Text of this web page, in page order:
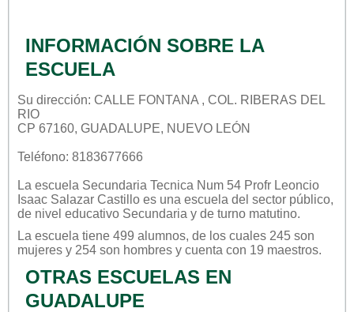
INFORMACIÓN SOBRE LA
ESCUELA
Su dirección: CALLE FONTANA , COL. RIBERAS DEL
RIO
CP 67160, GUADALUPE, NUEVO LEÓN
Teléfono: 8183677666
La escuela Secundaria Tecnica Num 54 Profr Leoncio
Isaac Salazar Castillo es una escuela del sector público,
de nivel educativo Secundaria y de turno matutino.
La escuela tiene 499 alumnos, de los cuales 245 son
mujeres y 254 son hombres y cuenta con 19 maestros.
OTRAS ESCUELAS EN
GUADALUPE